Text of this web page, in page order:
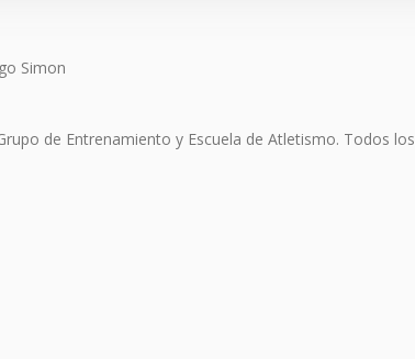
Simon
de Entrenamiento y Escuela de Atletismo. Todos los